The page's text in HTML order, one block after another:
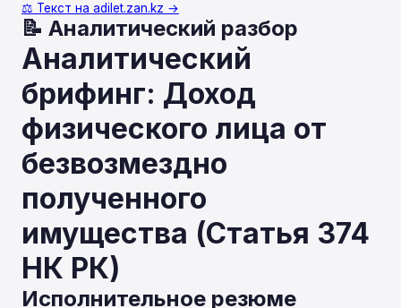
⚖️ Текст на adilet.zan.kz →
📝 Аналитический разбор
Аналитический
брифинг: Доход
физического лица от
безвозмездно
полученного
имущества (Статья 374
НК РК)
Исполнительное резюме